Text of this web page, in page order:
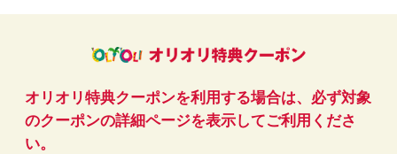
オリオリ特典クーポンを利用する場合は、必ず対象
のクーポンの詳細ページを表示してご利用くださ
い。